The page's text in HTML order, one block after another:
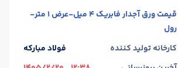
قیمت
ورق آجدار فابریک 4 میل-عرض 1 متر-
رول
کارخانه تولید کننده
فولاد مبارکه